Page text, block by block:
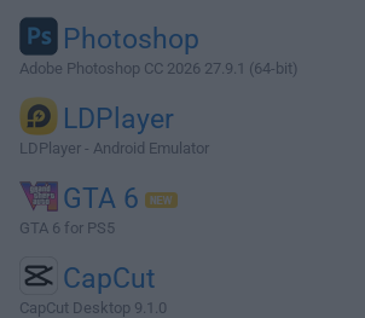
Photoshop
Adobe Photoshop CC 2026 27.9.1 (64-bit)
LDPlayer
LDPlayer - Android Emulator
GTA 6
GTA 6 for PS5
CapCut
CapCut Desktop 9.1.0